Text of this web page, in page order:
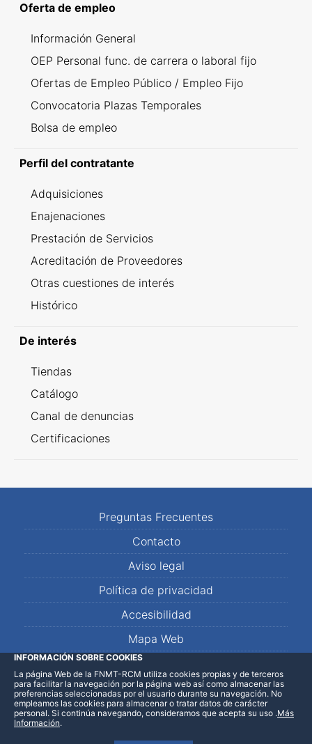
Oferta de empleo
Información General
OEP Personal func. de carrera o laboral fijo
Ofertas de Empleo Público / Empleo Fijo
Convocatoria Plazas Temporales
Bolsa de empleo
Perfil del contratante
Adquisiciones
Enajenaciones
Prestación de Servicios
Acreditación de Proveedores
Otras cuestiones de interés
Histórico
De interés
Tiendas
Catálogo
Canal de denuncias
Certificaciones
Preguntas Frecuentes
Contacto
Aviso legal
Política de privacidad
Accesibilidad
Mapa Web
LinkedInFacebookWhatsApp
INFORMACIÓN SOBRE COOKIES
La página Web de la FNMT-RCM utiliza cookies propias y de terceros
para facilitar la navegación por la página web así como almacenar las
preferencias seleccionadas por el usuario durante su navegación. No
empleamos las cookies para almacenar o tratar datos de carácter
personal. Si continúa navegando, consideramos que acepta su uso .Más
Información.